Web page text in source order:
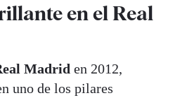
en el Real
Madrid en 2012,
uno de los pilares